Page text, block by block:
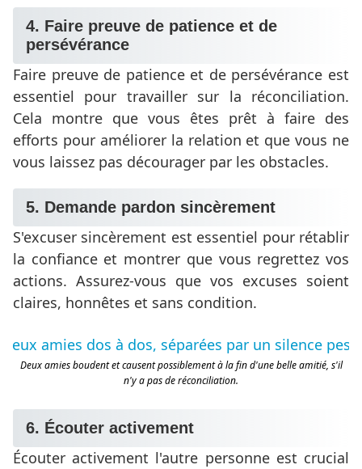
4. Faire preuve de patience et de
persévérance
Faire preuve de patience et de persévérance est
essentiel pour travailler sur la réconciliation.
Cela montre que vous êtes prêt à faire des
efforts pour améliorer la relation et que vous ne
vous laissez pas décourager par les obstacles.
5. Demande pardon sincèrement
S'excuser sincèrement est essentiel pour rétablir
la confiance et montrer que vous regrettez vos
actions. Assurez-vous que vos excuses soient
claires, honnêtes et sans condition.
Deux amies boudent et causent possiblement à la fin d'une belle amitié, s'il
n'y a pas de réconciliation.
6. Écouter activement
Écouter activement l'autre personne est crucial